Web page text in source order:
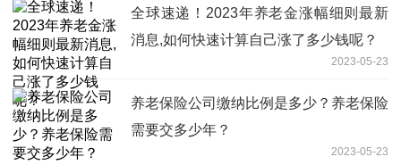
全球速递！2023年养老金涨幅细则最新
消息,如何快速计算自己涨了多少钱呢？
2023-05-23
养老保险公司缴纳比例是多少？养老保险
需要交多少年？
2023-05-23